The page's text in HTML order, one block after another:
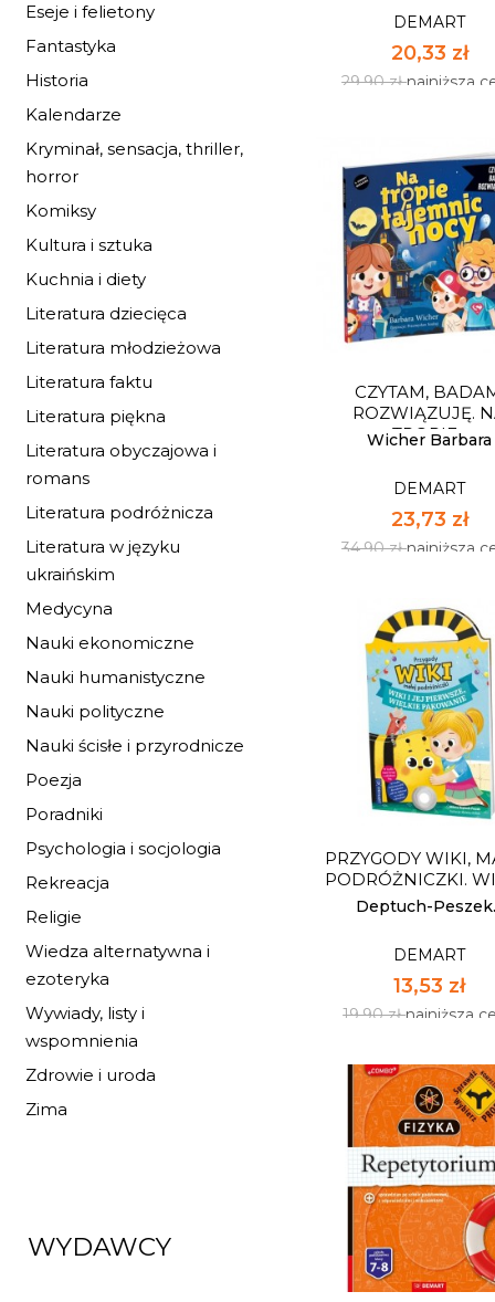
Eseje i felietony
Fantastyka
Historia
Kalendarze
Kryminał, sensacja, thriller,
horror
Komiksy
Kultura i sztuka
Kuchnia i diety
Literatura dziecięca
Literatura młodzieżowa
Literatura faktu
Literatura piękna
Literatura obyczajowa i
romans
Literatura podróżnicza
Literatura w języku
ukraińskim
Medycyna
Nauki ekonomiczne
Nauki humanistyczne
Nauki polityczne
Nauki ścisłe i przyrodnicze
Poezja
Poradniki
Psychologia i socjologia
Rekreacja
Religie
Wiedza alternatywna i
ezoteryka
Wywiady, listy i
wspomnienia
Zdrowie i uroda
Zima
WYDAWCY
DO KOSZYKA
DEMART
20,33 zł
29,90 złnajniższa
MATEMATYKA.
REPETYTORIUM.
20,33 zł
29,90 złnajniższa
NIEDOSTĘPNY
CZYTAM,
ROZWIĄZUJĘ.
TROPIE...
Wicher Barbara
DEMART
23,73 zł
34,90 złnajniższa
CZYTAM, BADAM,
ROZWIĄZUJĘ. NA
TROPIE...
DEMART
23,73 zł
najniższa
Dostępnych: 9
Ilość:
DO KOSZYKA
PRZYGODY WIKI,
PODRÓŻNICZKI.
Deptuch-
DEMART
13,53 zł
19,90 złnajniższa
PRZYGODY WIKI,
PODRÓŻNICZKI.
DEMART
13,53 zł
19,90 złnajniższa